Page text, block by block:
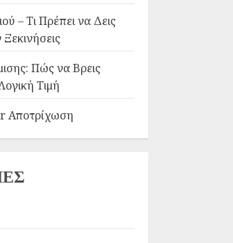
– Τι Πρέπει να Δεις
Πώς να Βρεις
Τιμή
Αποτρίχωση